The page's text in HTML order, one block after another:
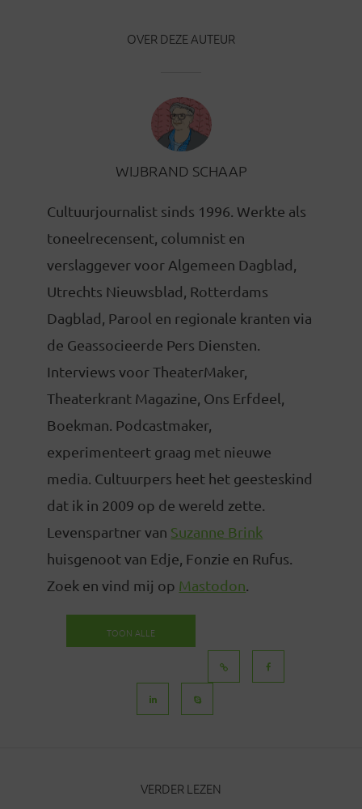
OVER DEZE AUTEUR
WIJBRAND SCHAAP
Cultuurjournalist sinds 1996. Werkte als
toneelrecensent, columnist en
verslaggever voor Algemeen Dagblad,
Utrechts Nieuwsblad, Rotterdams
Dagblad, Parool en regionale kranten via
de Geassocieerde Pers Diensten.
Interviews voor TheaterMaker,
Theaterkrant Magazine, Ons Erfdeel,
Boekman. Podcastmaker,
experimenteert graag met nieuwe
media. Cultuurpers heet het geesteskind
dat ik in 2009 op de wereld zette.
Levenspartner van Suzanne Brink
huisgenoot van Edje, Fonzie en Rufus.
Zoek en vind mij op Mastodon
TOON ALLE
VERDER LEZEN